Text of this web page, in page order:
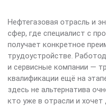
Нефтегазовая отрасль и
сфер, где специалист с
получает конкретное
трудоустройстве.
и сервисные компании —
квалификации ещё на
здесь не альтернатива
кто уже в отрасли и